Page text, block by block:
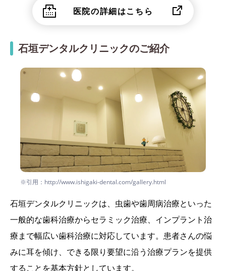
医院の詳細はこちら
石垣デンタルクリニックのご紹介
※引用：http://www.ishigaki-dental.com/gallery.html
石垣デンタルクリニックは、虫歯や歯周病治療といった
一般的な歯科治療からセラミック治療、インプラント治
療まで幅広い歯科治療に対応しています。患者さんの悩
みに耳を傾け、できる限り要望に沿う治療プランを提供
することを基本方針としています。